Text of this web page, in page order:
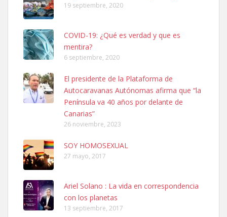
SHIBA PERDIDO AVDA JOSE MESA Y LOPEZ
PERRO MACHO RAZA SHIBA CON MICROCHIP PERDIDO HOY
06/07/2025 ZONA MESA Y LOPEZ. ES MUY ASUSTADIZO
Leales.org » Gran Canaria
6.7.2025
Ninfa perdida
El día 5 se los perdió una ninfa papillera, asustada tiene miedo a la
calle, se perdió por la zon...
19 septiembre, 2020
COVID-19: ¿Qué es verdad y que es
mentira?
6 septiembre, 2020
El presidente de la Plataforma de
Autocaravanas Autónomas afirma que “la
Península va 40 años por delante de
Canarias”
26 noviembre, 2023
SOY HOMOSEXUAL
27 mayo, 2017
Ariel Solano : La vida en correspondencia
con los planetas
13 septiembre, 2017